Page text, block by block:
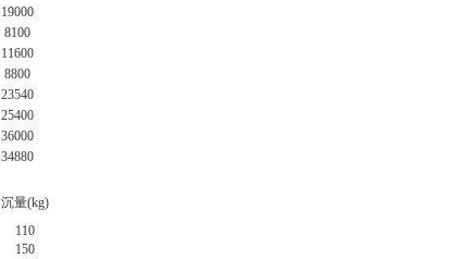
19000
8100
11600
8800
23540
25400
36000
34880
沉量(kg)
110
150